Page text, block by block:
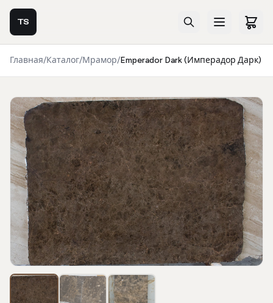
TS
Главная/Каталог/Мрамор/Emperador Dark (Имперадор Дарк)
Фотогалерея